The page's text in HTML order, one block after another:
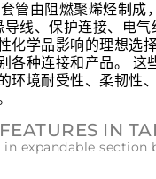
管由阻燃聚烯烃制成
导线、保护连接、电
化学品影响的理想选
各种连接和产品。 这
环境耐受性、柔韧性
IN
expandable section